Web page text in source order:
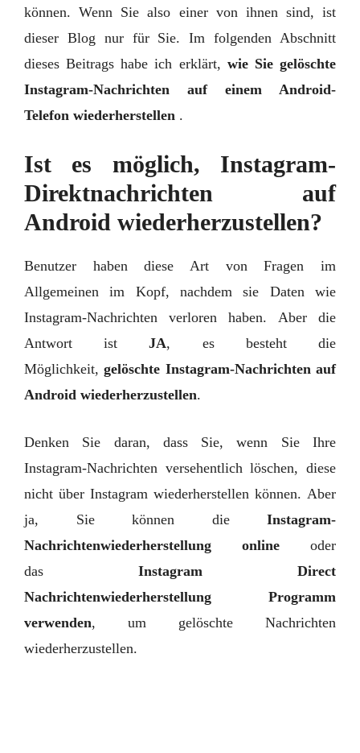
können. Wenn Sie also einer von ihnen sind, ist
dieser Blog nur für Sie. Im folgenden Abschnitt
dieses Beitrags habe ich erklärt, wie Sie gelöschte
Instagram-Nachrichten auf einem Android-
Telefon wiederherstellen .
Ist es möglich, Instagram-
Direktnachrichten auf
Android wiederherzustellen?
Benutzer haben diese Art von Fragen im
Allgemeinen im Kopf, nachdem sie Daten wie
Instagram-Nachrichten verloren haben. Aber die
Antwort istJA, es besteht die
Möglichkeit,gelöschte Instagram-Nachrichten auf
Android wiederherzustellen.
Denken Sie daran, dass Sie, wenn Sie Ihre
Instagram-Nachrichten versehentlich löschen, diese
nicht über Instagram wiederherstellen können. Aber
ja, Sie können die Instagram-
Nachrichtenwiederherstellung online oder
das Instagram Direct
Nachrichtenwiederherstellung Programm
verwenden, um gelöschte Nachrichten
wiederherzustellen.